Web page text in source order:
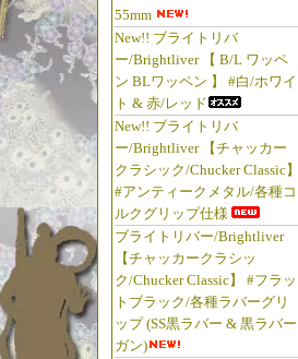
55mm
New!! ブライトリバ
ー/Brightliver 【 B/L ワッペ
ン BLワッペン 】 #白/ホワイ
ト & 赤/レッド
New!! ブライトリバ
ー/Brightliver 【チャッカー
クラシック/Chucker Classic】
#アンティークメタル/各種コ
ルクグリップ仕様
ブライトリバー/Brightliver
【チャッカークラシッ
ク/Chucker Classic】 #フラッ
トブラック/各種ラバーグリ
ップ (SS黒ラバー & 黒ラバー
ガン)